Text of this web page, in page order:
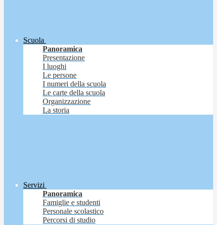
Scuola
Panoramica
Presentazione
I luoghi
Le persone
I numeri della scuola
Le carte della scuola
Organizzazione
La storia
Servizi
Panoramica
Famiglie e studenti
Personale scolastico
Percorsi di studio